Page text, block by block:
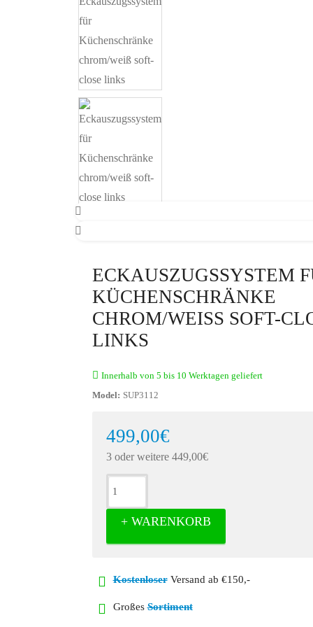
ECKAUSZUGSSYSTEM
KÜCHENSCHRÄNKE
CHROM/WEISS SOFT-
INKS
Innerhalb von 5 bis 10 Werktagen geliefert
Model: SUP3112
499,00€
3 oder weitere 449,00€
+ WARENKORB
KostenloserVersand ab €150,-
GroßesSortiment